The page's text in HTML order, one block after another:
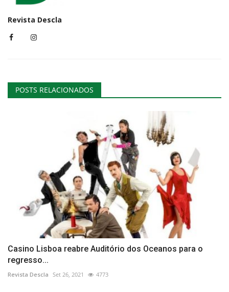
Revista Descla
POSTS RELACIONADOS
Casino Lisboa reabre Auditório dos Oceanos para o
regresso...
Revista Descla Set 26, 2021 4773